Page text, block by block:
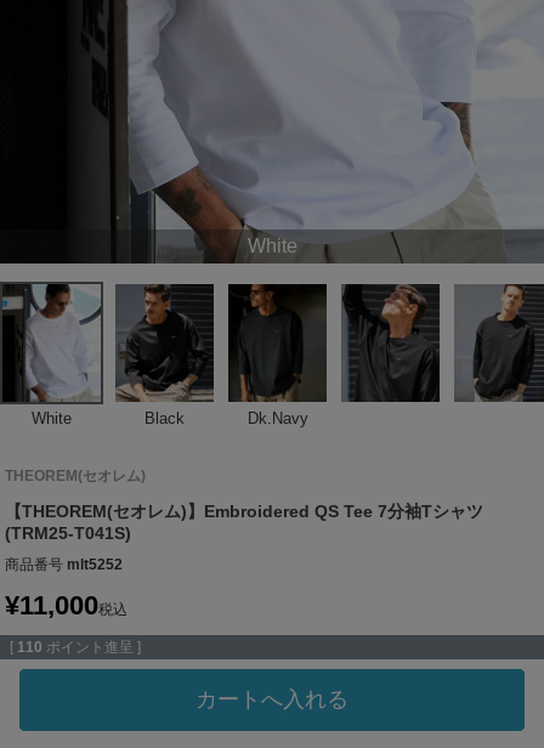
White
White Black Dk.Navy
THEOREM(セオレム)
【THEOREM(セオレム)】Embroidered QS Tee 7分袖Tシャツ
(TRM25-T041S)
商品番号 mlt5252
¥11,000税込
[ 110 ポイント進呈 ]
カートへ入れる